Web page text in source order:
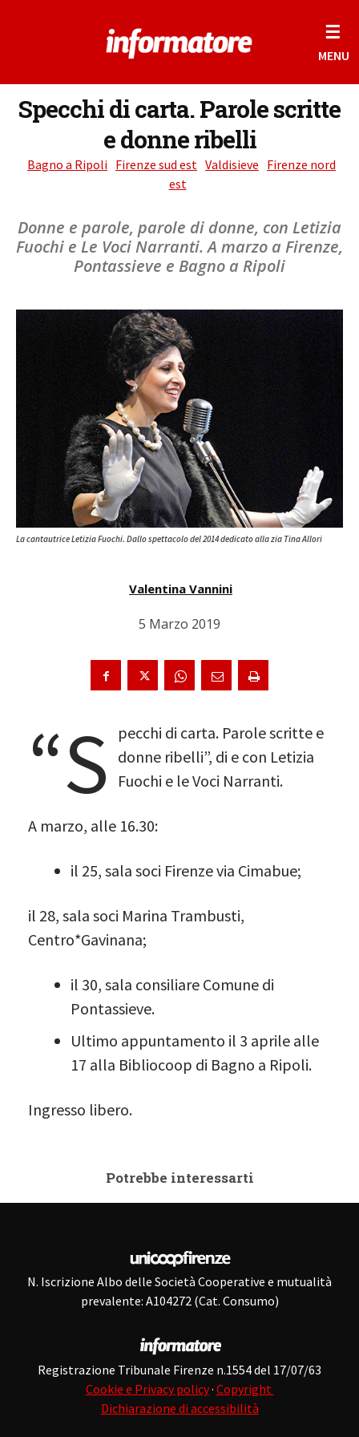
☰
MENU
Specchi di carta. Parole scritte
e donne ribelli
Bagno a Ripoli Firenze sud est Valdisieve Firenze nord
est
Donne e parole, parole di donne, con Letizia
Fuochi e Le Voci Narranti. A marzo a Firenze,
Pontassieve e Bagno a Ripoli
La cantautrice Letizia Fuochi. Dallo spettacolo del 2014 dedicato alla zia Tina Allori
Valentina Vannini
5 Marzo 2019
“S
pecchi di carta. Parole scritte e
donne ribelli”, di e con Letizia
Fuochi e le Voci Narranti.
A marzo, alle 16.30:
il 25, sala soci Firenze via Cimabue;
il 28, sala soci Marina Trambusti,
Centro*Gavinana;
il 30, sala consiliare Comune di
Pontassieve.
Ultimo appuntamento il 3 aprile alle
17 alla Bibliocoop di Bagno a Ripoli.
Ingresso libero.
Potrebbe interessarti
N. Iscrizione Albo delle Società Cooperative e mutualità
prevalente: A104272 (Cat. Consumo)
Registrazione Tribunale Firenze n.1554 del 17/07/63
Cookie e Privacy policy· Copyright
Dichiarazione di accessibilità